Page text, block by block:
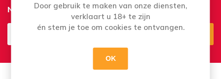
Nieuwsbrief
Opzeggen
Door gebruik te maken van onze diensten,
verklaart u 18+ te zijn
én stem je toe om cookies te ontvangen.
OK